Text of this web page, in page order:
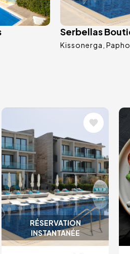
Serbellas
Kissonerga
RÉSERVATION
INSTANTANÉE